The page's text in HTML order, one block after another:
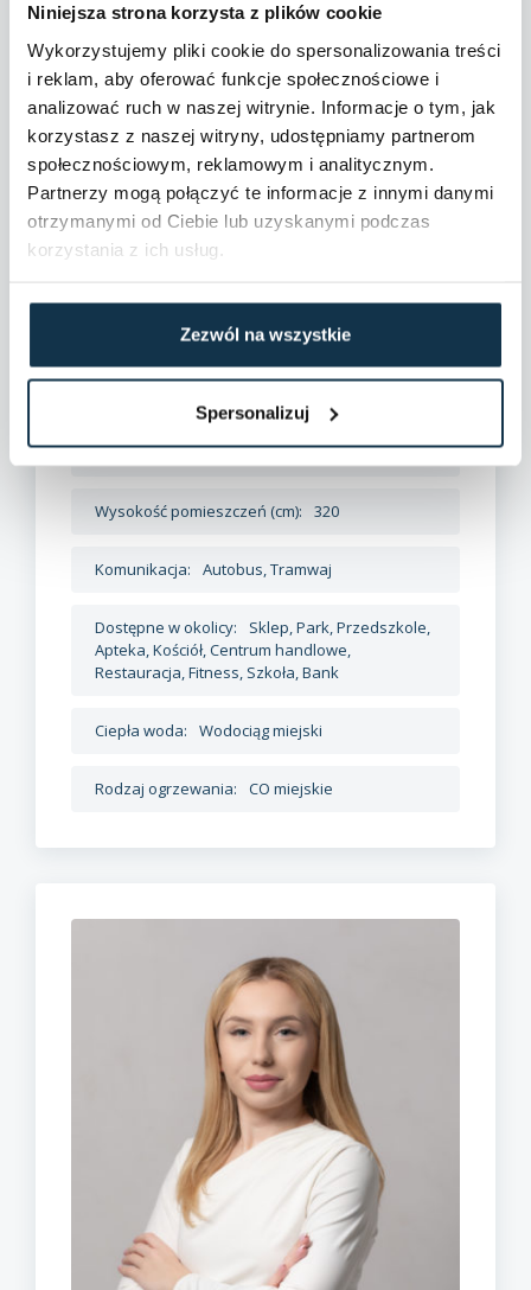
Niniejsza strona korzysta z plików cookie
Wykorzystujemy pliki cookie do spersonalizowania treści
i reklam, aby oferować funkcje społecznościowe i
analizować ruch w naszej witrynie. Informacje o tym, jak
korzystasz z naszej witryny, udostępniamy partnerom
społecznościowym, reklamowym i analitycznym.
Partnerzy mogą połączyć te informacje z innymi danymi
otrzymanymi od Ciebie lub uzyskanymi podczas
korzystania z ich usług.
Zezwól na wszystkie
Spersonalizuj
Dane szczegółowe
Powierzchnie dodatkowe: Komórka/Piwnica
Wysokość pomieszczeń (cm): 320
Komunikacja: Autobus, Tramwaj
Dostępne w okolicy:
Sklep, Park, Przedszkole,
Apteka, Kościół, Centrum handlowe,
Restauracja, Fitness, Szkoła, Bank
Ciepła woda: Wodociąg miejski
Rodzaj ogrzewania: CO miejskie